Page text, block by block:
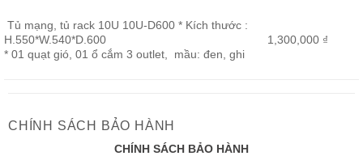
Tủ mạng, tủ rack 10U 10U-D600 * Kích thước :
H.550*W.540*D.600
* 01 quạt gió, 01 ổ cắm 3 outlet, mầu: đen, ghi
1,300,000 ₫
CHÍNH SÁCH BẢO HÀNH
CHÍNH SÁCH BẢO HÀNH